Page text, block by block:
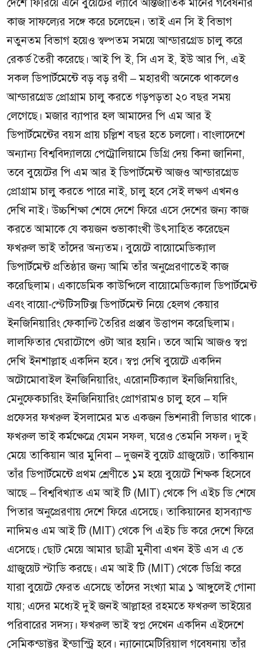
কাজ সাফল্যের সঙ্গে করে চলেছেন। তাই এন সি ই বিভাগ
নতুনতম বিভাগ হয়েও স্বল্পতম সময়ে আন্ডারগ্রেড চালু করে
রেকর্ড তৈরী করেছে। আই পি ই, সি এস ই, ইউ আর পি, এই
সকল ডিপার্টমেন্টে বড় বড় রথী – মহারথী অনেকে থাকলেও
আন্ডারগ্রেড প্রোগ্রাম চালু করতে গড়পড়তা ২০ বছর সময়
লেগেছে। মজার ব্যাপার হল আমাদের পি এম আর ই
ডিপার্টমেন্টের বয়স প্রায় চল্লিশ বছর হতে চললো। বাংলাদেশে
অন্যান্য বিশ্ববিদ্যালয়ে পেট্রোলিয়ামে ডিগ্রি দেয় কিনা জানিনা,
তবে বুয়েটের পি এম আর ই ডিপার্টমেন্ট আজও আন্ডারগ্রেড
প্রোগ্রাম চালু করতে পারে নাই, চালু হবে সেই লক্ষণ এখনও
দেখি নাই। উচ্চশিক্ষা শেষে দেশে ফিরে এসে দেশের জন্য কাজ
করতে আমাকে যে কয়জন শুভাকাংখী উৎসাহিত করেছেন
ফখরুল ভাই তাঁদের অন্যতম। বুয়েটে বায়োমেডিক্যাল
ডিপার্টমেন্ট প্রতিষ্ঠার জন্য আমি তাঁর অনুপ্রেরণাতেই কাজ
করেছিলাম। একাডেমিক কাউন্সিলে বায়োমেডিক্যাল ডিপার্টমেন্ট
এবং বায়ো-স্টেটিসটিক্স ডিপার্টমেন্ট নিয়ে হেলথ কেয়ার
ইনজিনিয়ারিং ফেকাল্টি তৈরির প্রস্তাব উত্তাপন করেছিলাম।
লালফিতার ঘেরাটোপে ওটা আর হয়নি। তবে আমি আজও স্বপ্ন
দেখি ইনশাল্লাহ একদিন হবে। স্বপ্ন দেখি বুয়েটে একদিন
অটোমোবাইল ইনজিনিয়ারিং, এরোনটিক্যাল ইনজিনিয়ারিং,
মেনুফেকচারিং ইনজিনিয়ারিং প্রোগরামও চালু হবে – যদি
প্রফেসর ফখরুল ইসলামের মত একজন ভিশনারী লিডার থাকে।
ফখরুল ভাই কর্মক্ষেত্রে যেমন সফল, ঘরেও তেমনি সফল। দুই
মেয়ে তাকিয়ান আর মুনিবা – দুজনই বুয়েট গ্রাজুয়েট। তাকিয়ান
তাঁর ডিপার্টমেন্টে প্রথম শ্রেণীতে ১ম হয়ে বুয়েটে শিক্ষক হিসেবে
আছে – বিশ্ববিখ্যাত এম আই টি (MIT) থেকে পি এইচ ডি শেষে
পিতার অনুপ্রেরণায় দেশে ফিরে এসেছে। তাকিয়ানের হাসব্যান্ড
নাদিমও এম আই টি (MIT) থেকে পি এইচ ডি করে দেশে ফিরে
এসেছে। ছোট মেয়ে আমার ছাত্রী মুনীবা এখন ইউ এস এ তে
গ্রাজুয়েট স্টাডি করছে। এম আই টি (MIT) থেকে ডিগ্রি করে
যারা বুয়েটে ফেরত এসেছে তাঁদের সংখ্যা মাত্র ১ আঙ্গুলেই গোনা
যায়; এদের মধ্যেই দুই জনই আল্লাহর রহমতে ফখরুল ভাইয়ের
পরিবারের সদস্য। ফখরুল ভাই স্বপ্ন দেখেন একদিন এইদেশে
সেমিকন্ডাক্টর ইন্ডাস্ট্রি হবে। ন্যানোমেটিরিয়াল গবেষনায় তাঁর